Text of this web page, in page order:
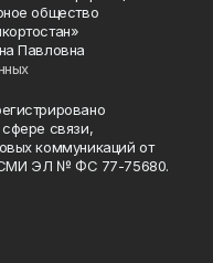
общество
Павловна
связи,
коммуникаций от
СМИ ЭЛ № ФС 77-75680.